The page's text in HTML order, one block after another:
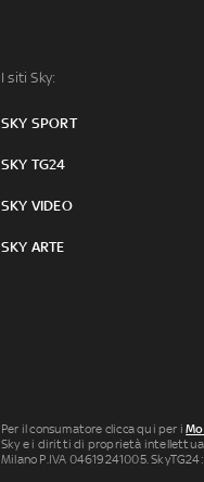
I siti Sky:
SKY SPORT
SKY TG24
SKY VIDEO
SKY ARTE
Per il consumatore clicca qui per i
Sky e i diritti di proprietà
Milano P.IVA 04619241005.